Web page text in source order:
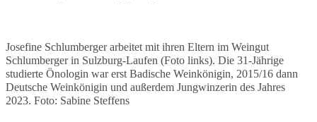
Josefine Schlumberger arbeitet mit ihren Eltern im Weingut
Schlumberger in Sulzburg-Laufen (Foto links). Die 31-Jährige
studierte Önologin war erst Badische Weinkönigin, 2015/16 dann
Deutsche Weinkönigin und außerdem Jungwinzerin des Jahres
2023. Foto: Sabine Steffens